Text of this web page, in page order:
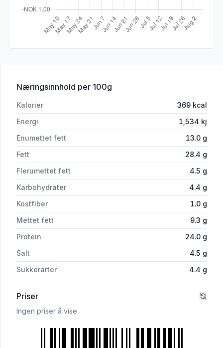
Næringsinnhold for 'Sangnæspølsa Snabb 420g'
per 100g
Kalorier 369 kcal
Energi
1,534 kj
Enumettet fett
13.0 g
Fett
28.4 g
Flerumettet fett
4.5 g
Karbohydrater
4.4 g
Kostfiber
1.0 g
Mettet fett
9.3 g
Protein
24.0 g
Salt
4.5 g
Sukkerarter
4.4 g
Priser
Ingen priser å vise